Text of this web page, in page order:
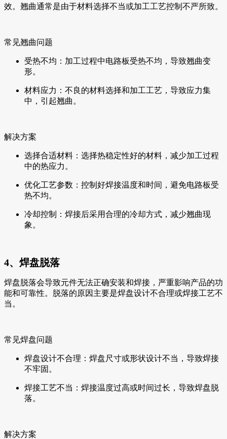
效。翘曲通常是由于材料选择不当或加工工艺控制不严所致。
常见翘曲问题
受热不均：加工过程中电路板受热不均，导致翘曲变
形。
材料应力：不良的材料选择和加工工艺，导致应力集
中，引起翘曲。
解决方案
选择合适材料：选择热稳定性好的材料，减少加工过程
中的热应力。
优化工艺参数：控制好焊接温度和时间，避免电路板受
热不均。
冷却控制：焊接后采用合理的冷却方式，减少翘曲现
象。
4、焊盘脱落
焊盘脱落会导致元件无法正确安装和焊接，严重影响产品的功
能和可靠性。脱落的原因主要是焊盘设计不合理或焊接工艺不
当。
常见焊盘问题
焊盘设计不合理：焊盘尺寸或形状设计不当，导致焊接
不牢固。
焊接工艺不当：焊接温度过高或时间过长，导致焊盘脱
落。
解决方案